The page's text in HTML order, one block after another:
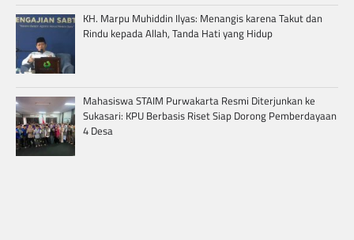
KH. Marpu Muhiddin Ilyas: Menangis karena Takut dan
Rindu kepada Allah, Tanda Hati yang Hidup
Mahasiswa STAIM Purwakarta Resmi Diterjunkan ke
Sukasari: KPU Berbasis Riset Siap Dorong Pemberdayaan
4 Desa